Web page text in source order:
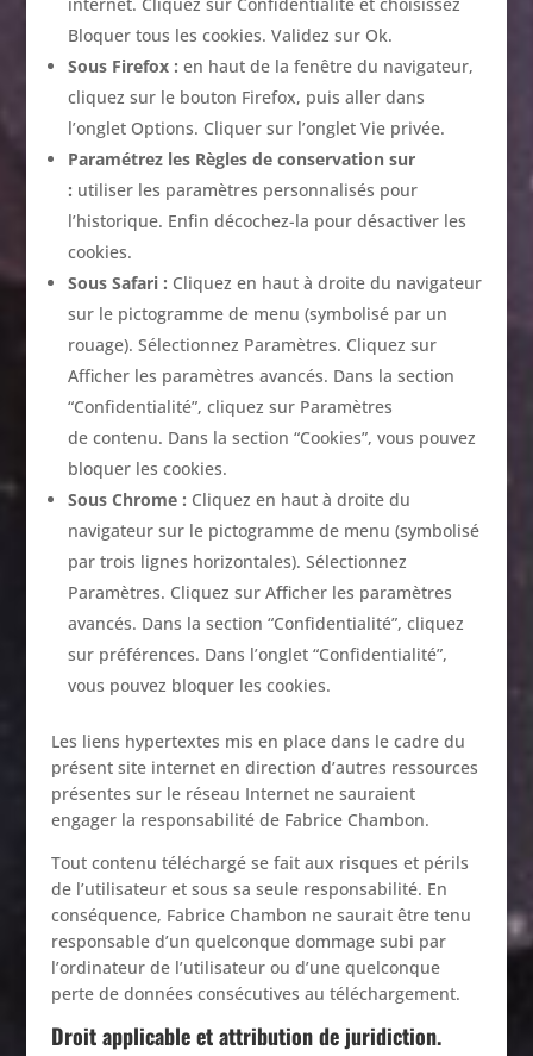
Bloquer tous les cookies. Validez sur Ok.
Sous Firefox : en haut de la fenêtre du navigateur,
cliquez sur le bouton Firefox, puis aller dans
l’onglet Options. Cliquer sur l’onglet Vie privée.
Paramétrez les Règles de conservation sur
: utiliser les paramètres personnalisés pour
l’historique. Enfin décochez-la pour désactiver les
cookies.
Sous Safari : Cliquez en haut à droite du navigateur
sur le pictogramme de menu (symbolisé par un
rouage). Sélectionnez Paramètres. Cliquez sur
Afficher les paramètres avancés. Dans la section
“Confidentialité”, cliquez sur Paramètres
de contenu. Dans la section “Cookies”, vous pouvez
bloquer les cookies.
Sous Chrome : Cliquez en haut à droite du
navigateur sur le pictogramme de menu (symbolisé
par trois lignes horizontales). Sélectionnez
Paramètres. Cliquez sur Afficher les paramètres
avancés. Dans la section “Confidentialité”, cliquez
sur préférences. Dans l’onglet “Confidentialité”,
vous pouvez bloquer les cookies.
Les liens hypertextes mis en place dans le cadre du
présent site internet en direction d’autres ressources
présentes sur le réseau Internet ne sauraient
engager la responsabilité de Fabrice Chambon.
Tout contenu téléchargé se fait aux risques et périls
de l’utilisateur et sous sa seule responsabilité. En
conséquence, Fabrice Chambon ne saurait être tenu
responsable d’un quelconque dommage subi par
l’ordinateur de l’utilisateur ou d’une quelconque
perte de données consécutives au téléchargement.
Droit applicable et attribution de juridiction.